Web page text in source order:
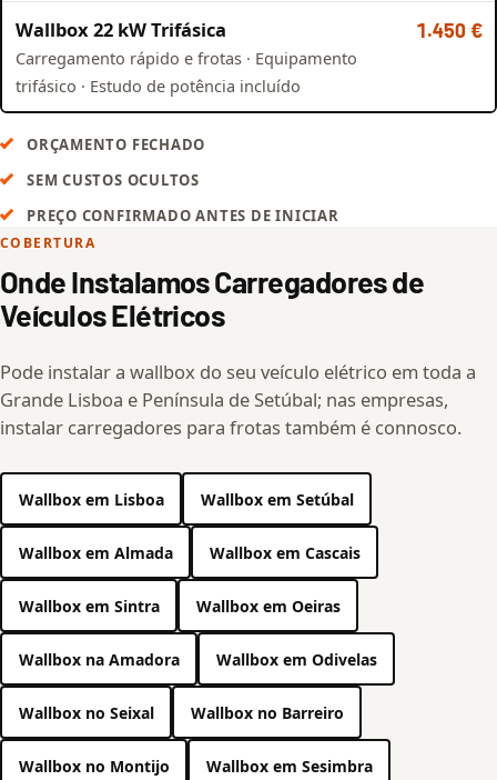
Wallbox 22 kW Trifásica
Carregamento rápido e frotas · Equipamento
trifásico · Estudo de potência incluído
1.450 €
ORÇAMENTO FECHADO
SEM CUSTOS OCULTOS
PREÇO CONFIRMADO ANTES DE INICIAR
COBERTURA
Onde Instalamos Carregadores de
Veículos Elétricos
Pode instalar a wallbox do seu veículo elétrico em toda a
Grande Lisboa e Península de Setúbal; nas empresas,
instalar carregadores para frotas também é connosco.
Wallbox em Lisboa Wallbox em Setúbal
Wallbox em Almada Wallbox em Cascais
Wallbox em Sintra Wallbox em Oeiras
Wallbox na Amadora Wallbox em Odivelas
Wallbox no Seixal Wallbox no Barreiro
Wallbox no Montijo Wallbox em Sesimbra